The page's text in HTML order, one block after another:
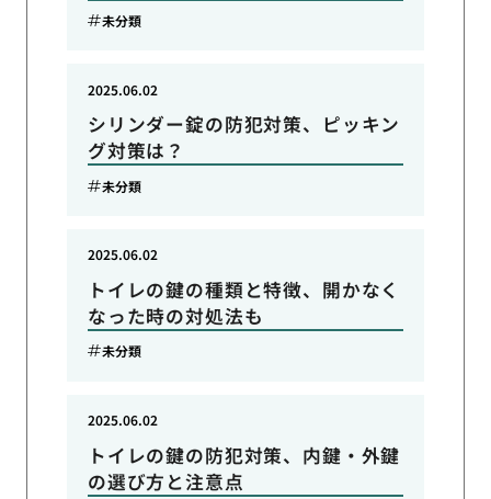
未分類
シリンダー錠の防犯対策、ピッキン
グ対策は？
2025.06.02
未分類
トイレの鍵の種類と特徴、開かなく
なった時の対処法も
2025.06.02
未分類
トイレの鍵の防犯対策、内鍵・外鍵
の選び方と注意点
2025.06.02